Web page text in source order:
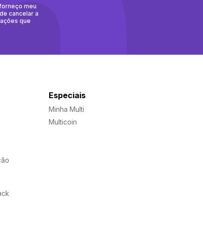
meu
cancelar a
que
Especiais
Minha Multi
Multicoin